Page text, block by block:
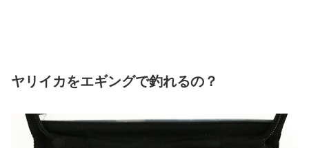
ヤリイカをエギングで釣れるの？